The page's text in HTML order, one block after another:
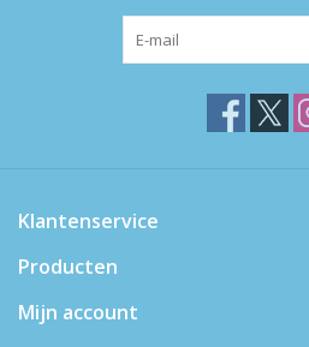
Klantenservice
Producten
Mijn account